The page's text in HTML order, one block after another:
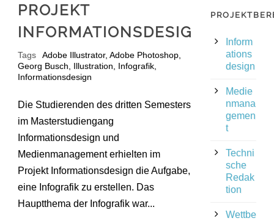
PROJEKT
INFORMATIONSDESIGN
Tags Adobe Illustrator, Adobe Photoshop
Georg Busch
Illustration Infografik
Informationsdesign
Die Studierenden des dritten Semesters
im Masterstudiengang
Informationsdesign und
Medienmanagement erhielten im
Projekt Informationsdesign die Aufgabe,
eine Infografik zu erstellen. Das
Hauptthema der Infografik war...
Inform
ations
design
Medie
nmana
gemen
t
Techni
sche
Redak
tion
Wettbe